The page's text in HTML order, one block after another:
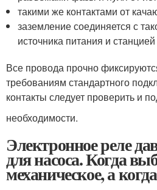
такими же контактами от
заземление соединяется с
источника питания и
Все провода прочно
требованиям стандартного
контакты следует проверить и
необходимости.
Электронное реле
для насоса. Когда
механическое, а